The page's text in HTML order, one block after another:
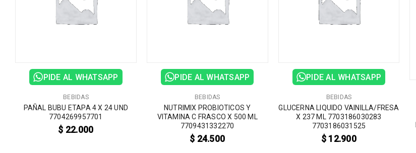
PIDE AL WHATSAPP
BEBIDAS
PAÑAL BUBU ETAPA 4 X 24 UND
7704269957701
$ 22.000
PIDE AL WHATSAPP
BEBIDAS
NUTRIMIX PROBIOTICOS Y
VITAMINA C FRASCO X 500 ML
7709431332270
$ 24.500
PIDE AL WHATSAPP
BEBIDAS
GLUCERNA LIQUIDO VAINILLA/FRESA
X 237 ML 7703186030283
7703186031525
$ 12.900